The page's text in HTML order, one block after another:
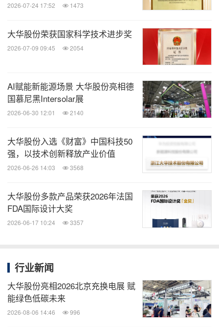
2026-07-24 17:52 1473
大华股份荣获国家科学技术进步奖
2026-07-09 09:45 2054
AI赋能新能源场景 大华股份亮相德
国慕尼黑Intersolar展
2026-06-30 12:01 2140
大华股份入选《财富》中国科技50
强，以技术创新释放产业价值
2026-06-26 14:03 3568
大华股份多款产品荣获2026年法国
FDA国际设计大奖
2026-06-17 10:24 3357
行业新闻
大华股份亮相2026北京充换电展 赋
能绿色低碳未来
2026-08-06 14:46 996